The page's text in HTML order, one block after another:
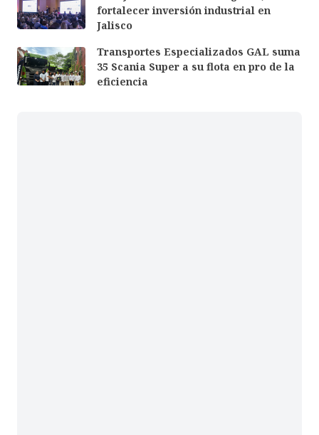
fortalecer inversión industrial en
Jalisco
Transportes Especializados GAL suma
35 Scania Super a su flota en pro de la
eficiencia